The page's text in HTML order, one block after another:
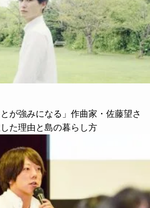
とが強みになる」作曲家・佐藤望さ
た理由と島の暮らし方